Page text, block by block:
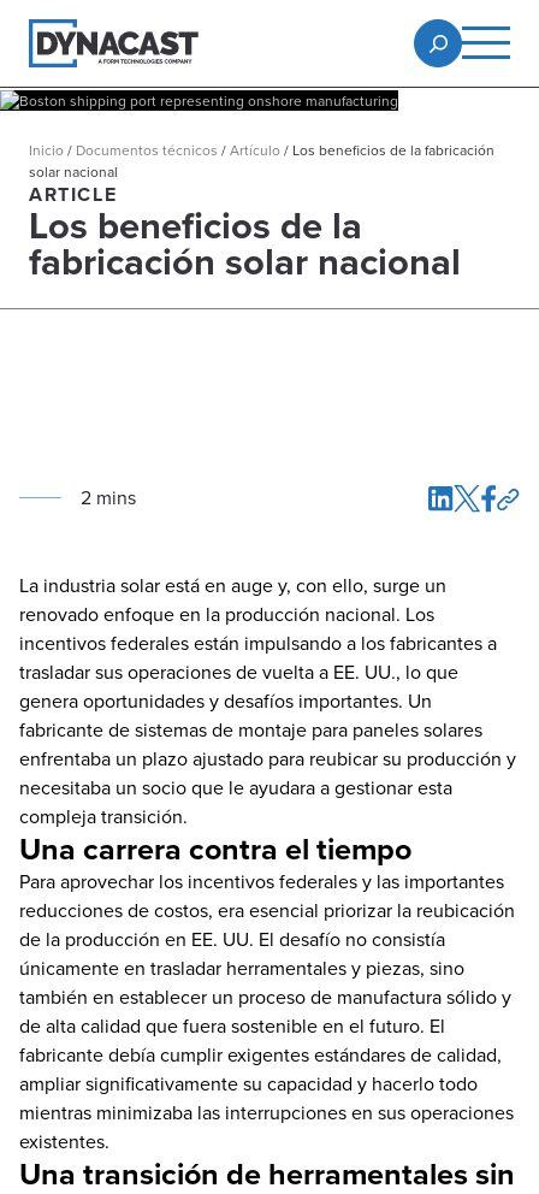
Inicio/ Documentos técnicos /Artículo/ Los beneficios de la fabricación
solar nacional
ARTICLE
Los beneficios de la
fabricación solar nacional
2 mins
La industria solar está en auge y, con ello, surge un
renovado enfoque en la producción nacional. Los
incentivos federales están impulsando a los fabricantes a
trasladar sus operaciones de vuelta a EE. UU., lo que
genera oportunidades y desafíos importantes. Un
fabricante de sistemas de montaje para paneles solares
enfrentaba un plazo ajustado para reubicar su producción y
necesitaba un socio que le ayudara a gestionar esta
compleja transición.
Una carrera contra el tiempo
Para aprovechar los incentivos federales y las importantes
reducciones de costos, era esencial priorizar la reubicación
de la producción en EE. UU. El desafío no consistía
únicamente en trasladar herramentales y piezas, sino
también en establecer un proceso de manufactura sólido y
de alta calidad que fuera sostenible en el futuro. El
fabricante debía cumplir exigentes estándares de calidad,
ampliar significativamente su capacidad y hacerlo todo
mientras minimizaba las interrupciones en sus operaciones
existentes.
Una transición de herramentales sin